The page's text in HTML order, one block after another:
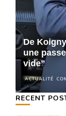
ACTUALITÉ
De
une
vide”
RECENT